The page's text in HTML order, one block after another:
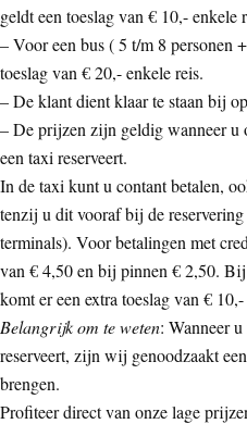
geldt een toeslag van € 10,- enkele
– Voor een bus ( 5 t/m 8 personen
toeslag van € 20,- enkele reis.
– De klant dient klaar te staan bij
– De prijzen zijn geldig wanneer
een taxi reserveert.
In de taxi kunt u contant betalen,
tenzij u dit vooraf bij de
terminals). Voor betalingen met
van € 4,50 en bij pinnen € 2,50.
komt er een extra toeslag van €
Belangrijk om te weten: Wanneer
reserveert, zijn wij genoodzaakt
brengen.
Profiteer direct van onze lage